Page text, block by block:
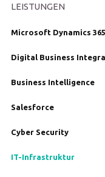
LEISTUNGEN
Microsoft Dynamics 365
Digital Business
Business Intelligence
Salesforce
Cyber Security
IT-Infrastruktur